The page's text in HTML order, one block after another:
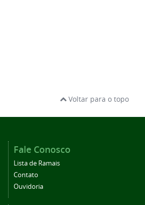
Voltar para o topo
Fale Conosco
Lista de Ramais
Contato
Ouvidoria